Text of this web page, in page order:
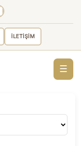
İLETİŞİM
☰